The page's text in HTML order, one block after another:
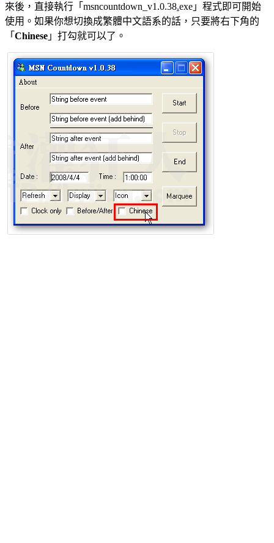
來後，直接執行「msncountdown_v1.0.38.exe」程式即可開始
使用。如果你想切換成繁體中文語系的話，只要將右下角的
「 Chinese 」打勾就可以了。